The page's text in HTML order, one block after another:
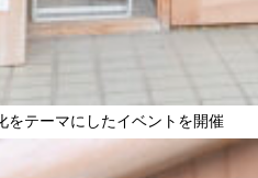
をテーマにしたイベントを開催